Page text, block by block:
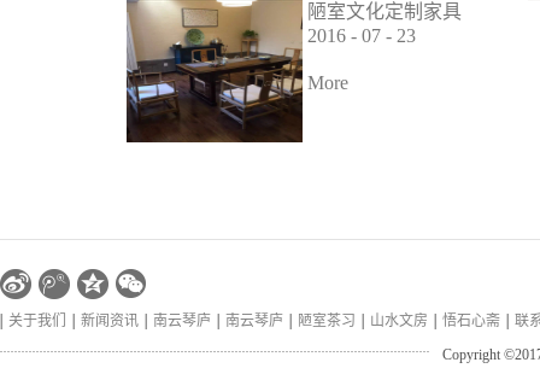
陋室文化定制家具
业绩
2016 - 07 - 23
More
关于我们 新闻资讯 南云琴庐 南云琴庐 陋室茶习 山水文房 悟石心斋
联
Copyright